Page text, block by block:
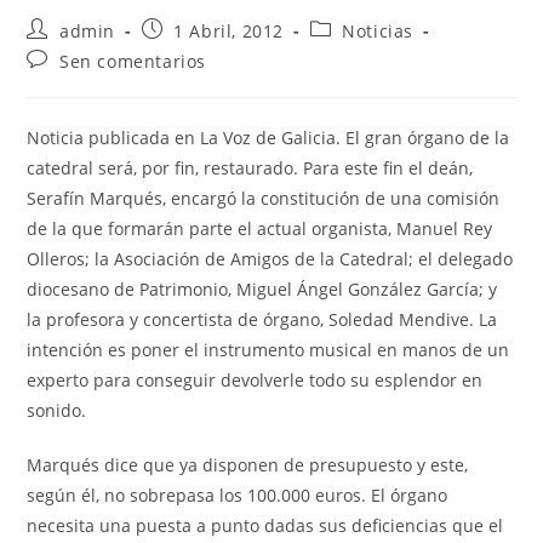
Autor
da
entrada:
admin
Publicación
da
entrada:
1 Abril, 2012
Categoría
Noticias
Comentarios
Sen comentarios
Noticia publicada en La Voz de Galicia. El gran órgano de la
catedral será, por fin, restaurado. Para este fin el deán,
Serafín Marqués, encargó la constitución de una comisión
de la que formarán parte el actual organista, Manuel Rey
Olleros; la Asociación de Amigos de la Catedral; el delegado
diocesano de Patrimonio, Miguel Ángel González García; y
la profesora y concertista de órgano, Soledad Mendive. La
intención es poner el instrumento musical en manos de un
experto para conseguir devolverle todo su esplendor en
sonido.
Marqués dice que ya disponen de presupuesto y este,
según él, no sobrepasa los 100.000 euros. El órgano
necesita una puesta a punto dadas sus deficiencias que el